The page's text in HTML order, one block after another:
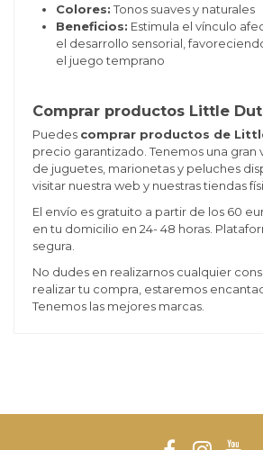
Colores:Tonos suaves y naturales
Beneficios: Estimula el vínculo
el desarrollo sensorial,
el juego temprano
Comprar productos Little
Puedes comprar productos de
precio garantizado. Tenemos una gran
de juguetes, marionetas y peluches
visitar nuestra web y nuestras tiendas
El envío es gratuito a partir de los 60
en tu domicilio en 24- 48 horas.
segura.
No dudes en realizarnos cualquier
realizar tu compra, estaremos
Tenemos las mejores marcas.